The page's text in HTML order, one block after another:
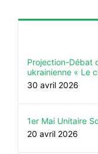
Projection-Débat
ukrainienne « Le
30 avril 2026
1er Mai Unitaire
20 avril 2026